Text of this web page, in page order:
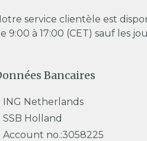
service clientèle est
9:00 à 17:00 (CET) sauf les
Bancaires
ING Netherlands
SSB Holland
Account no.:3058225